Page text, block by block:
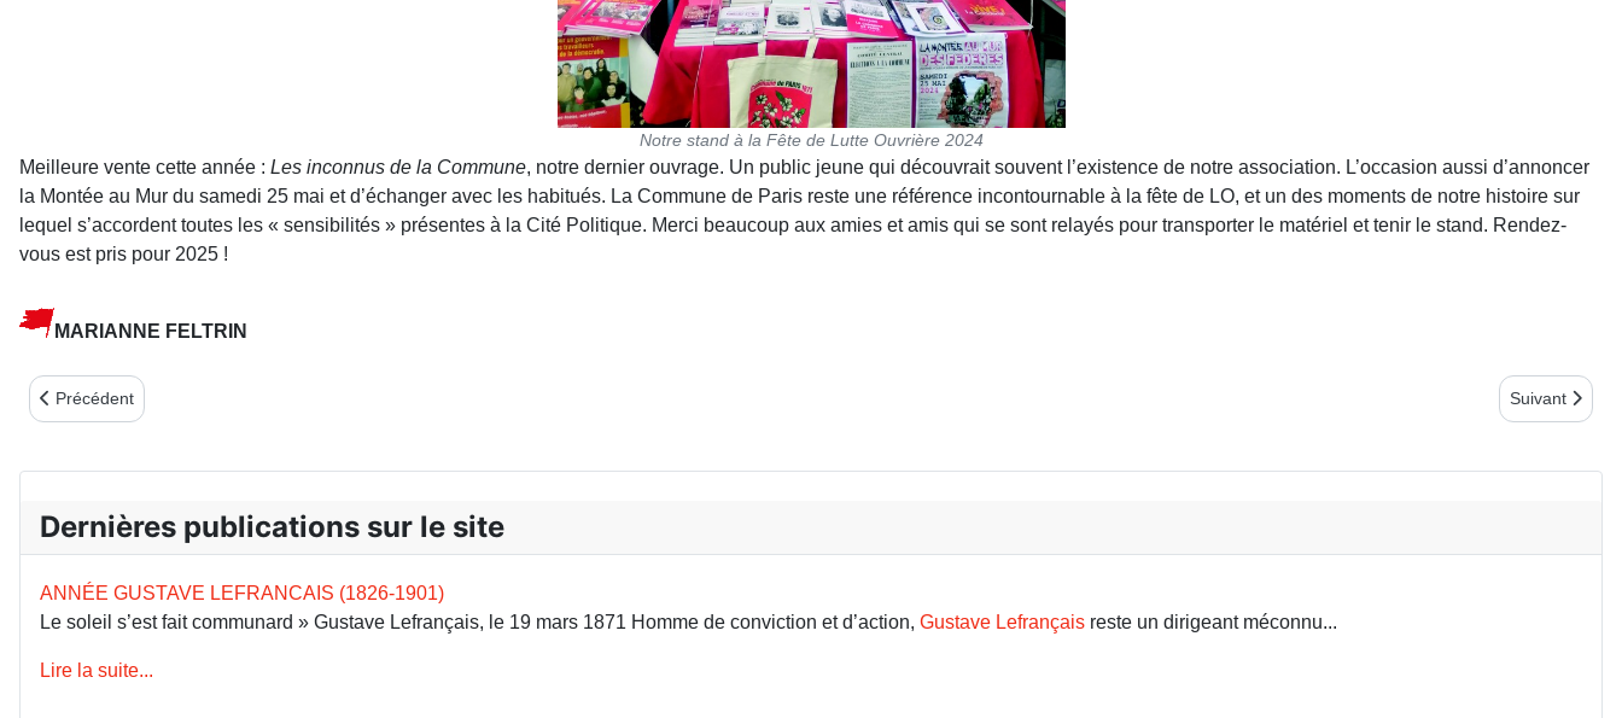
Notre stand à la Fête de Lutte Ouvrière 2024
Meilleure vente cette année : Les inconnus de la Commune, notre dernier ouvrage. Un public jeune qui découvrait souvent l’existence de notre association. L’occasion aussi d’annoncer
la Montée au Mur du samedi 25 mai et d’échanger avec les habitués. La Commune de Paris reste une référence incontournable à la fête de LO, et un des moments de notre histoire sur
lequel s’accordent toutes les « sensibilités » présentes à la Cité Politique. Merci beaucoup aux amies et amis qui se sont relayés pour transporter le matériel et tenir le stand. Rendez-
vous est pris pour 2025 !
MARIANNE FELTRIN
Article précédent : LE LOUISE MICHEL AU SECOURS DES MIGRANTS EN MÉDITERRANÉE
Précédent Article suivant
Suivant
Dernières publications sur le site
ANNÉE GUSTAVE LEFRANCAIS (1826-1901)
Le soleil s’est fait communard » Gustave Lefrançais, le 19 mars 1871 Homme de conviction et d’action, Gustave Lefrançais reste un dirigeant méconnu...
Lire la suite...